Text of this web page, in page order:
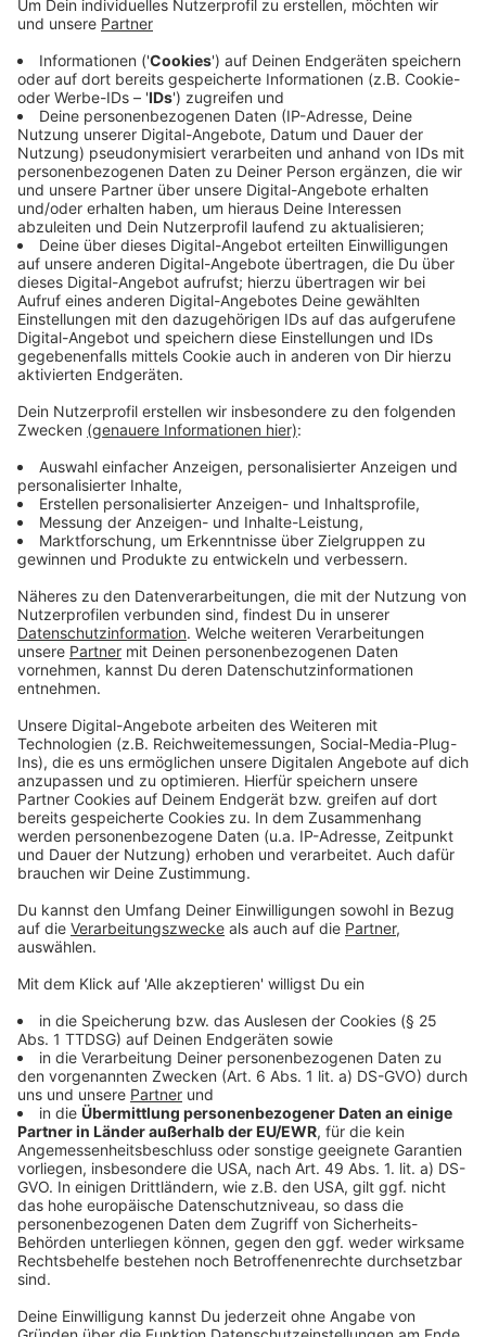
Mönchengladbacher Regelungen werden durch die
neue Allgemeinverfügung ersetzt. Wer in den
Innenstädten keine Maske trägt, gegen den können
Polizei oder Ordnungsamt Strafen aussprechen. Die
neuen Regeln gelten für mindestens einen Monat - bis
also der Inzidenzwert eine Woche wieder unter dem
Wert 35 liegt.
Anzeige
Liste der betroffenen Straßen in Gladbach
Anzeige
Aachener Straße (zwischen Viersener Straße und
Waldhausener Straße) • Abteiberg • Abteistraße •
Hindenburgstraße) • Alter Markt • Am Minto • An der
Stadtmauer • Anna-Schiller-Stiege • Balderichstraße •
Bismarckplatz • Bismarckstraße (zwischen
Steinmetzstraße und Goebenstraße) • Edmund-
Erlemann-Platz • Eickener Straße (zwischen
Steinmetzstraße und Hindenburgstraße) • Europaplatz
inklusive des gesamten ZOB´s Mönchengladbach •
Fliescherberg • Franz-Gielen-Straße • Friedrichplatz •
Gasthausstraße • Hans-Jonas-Park • Heinrichstraße •
Heinrich-Sturm-Straße • Hindenburgstraße (zwischen
Alter Markt und Breitenbachstraße) • Humboldtstraße
(zwischen Steinmetzstraße und Europaplatz) •
Johann-Peter-Boelling-Platz • Johannes-Cladders-
Platz • Kapuzinerplatz • Kapuzinerstraße • Kirchplatz •
Krichelstraße • Lambertsstraße • Ludwigstraße •
Marktstieg • Münsterstraße • Münsterplatz •
(zwischen Heinrich-Sturm-Straße und
Breitenbachstraße) • Portalstieg • Postgasse •
Propst-Kauff-Stiege • Rathausstraße • Rathausplatz •
Steinmetzstraße und Europaplatz) • Sittardstraße
(zwischen Steinmetz und Europaplatz)
Sonnenhausplatz • Spatzenberg • Steinmetzstraße
(zwischen Am Minto und Bismarckstraße) •
Stepgesstraße (zwischen Sonnehausplatz und
Lüpertzender Straße) • Stephanstraße • Waldhausener
Straße (zwischen Alter Markt und Aachener Straße) •
Wallstraße • Weiherstraße • Wilhelmstraße •
Turmstiege • Viersener Straße (zwischen Aachener
Straße und Am Minto)
Anzeige